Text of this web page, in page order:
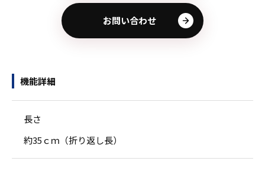
お問い合わせ
機能詳細
長さ
約35ｃｍ（折り返し長）